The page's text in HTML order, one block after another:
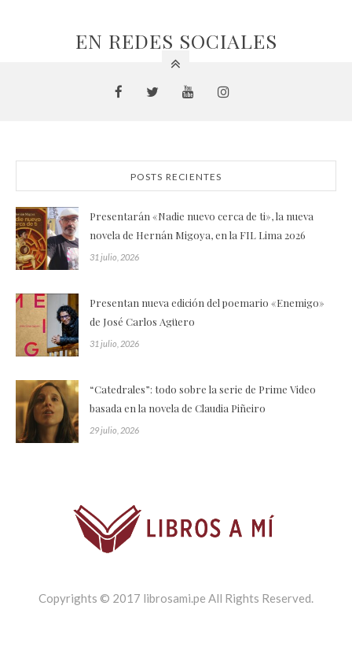
EN REDES SOCIALES
POSTS RECIENTES
Presentarán «Nadie nuevo cerca de ti», la nueva
novela de Hernán Migoya, en la FIL Lima 2026
31 julio, 2026
Presentan nueva edición del poemario «Enemigo»
de José Carlos Agüero
31 julio, 2026
“Catedrales”: todo sobre la serie de Prime Video
basada en la novela de Claudia Piñeiro
29 julio, 2026
Copyrights © 2017 librosami.pe All Rights Reserved.